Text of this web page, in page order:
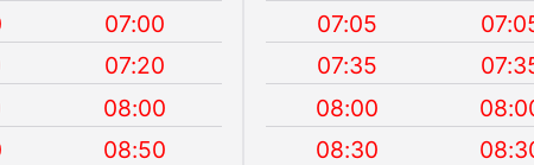
07:00
07:20
08:00
08:50
07:05
07:35
08:00
08:30